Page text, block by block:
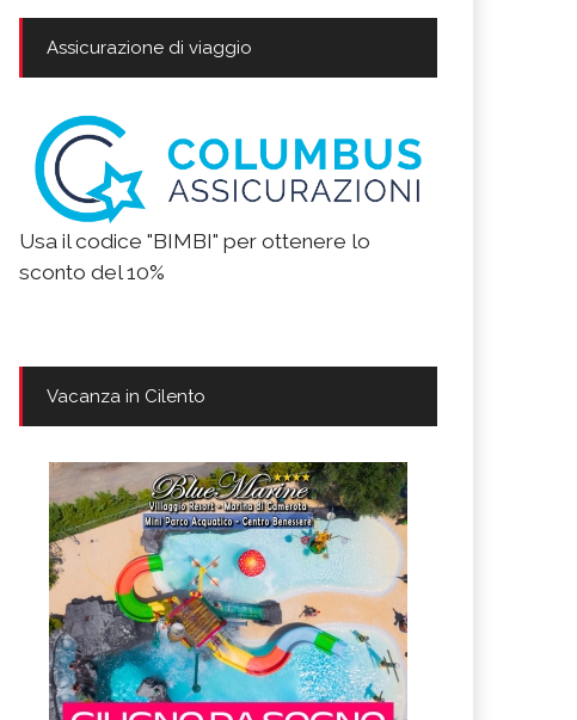
Assicurazione di viaggio
Usa il codice "BIMBI" per ottenere lo
sconto del 10%
Vacanza in Cilento